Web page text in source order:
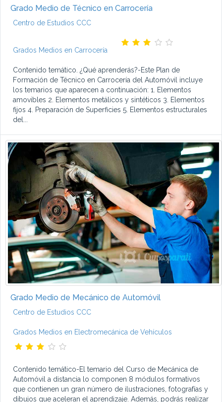
Grado Medio de Técnico en Carrocería
Centro de Estudios CCC
Grados Medios en Carrocería
Contenido temático. ¿Qué aprenderás?-Este Plan de
Formación de Técnico en Carrocería del Automóvil incluye
los temarios que aparecen a continuación: 1. Elementos
amovibles 2. Elementos metálicos y sintéticos 3. Elementos
fijos 4. Preparación de Superficies 5. Elementos estructurales
del...
Grado Medio de Mecánico de Automóvil
Centro de Estudios CCC
Grados Medios en Electromecánica de Vehículos
Contenido temático-El temario del Curso de Mecánica de
Automóvil a distancia lo componen 8 módulos formativos
que contienen un gran número de ilustraciones, fotografías y
dibujos que aceleran el aprendizaje. Además, podrás realizar